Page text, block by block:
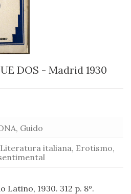
DOS - Madrid 1930
Guido
italiana, Erotismo,
1930. 312 p. 8º.